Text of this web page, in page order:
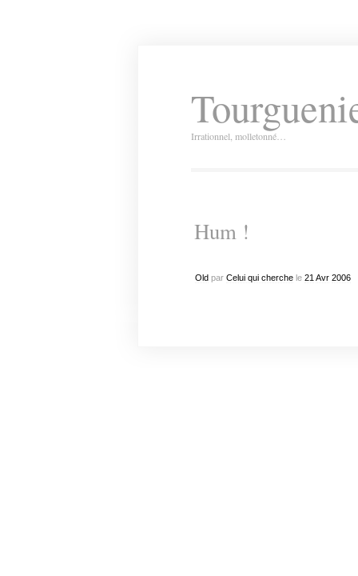
Irrationnel, molletonné…
Hum !
Oldpar Celui qui cherchele 21 Avr 2006